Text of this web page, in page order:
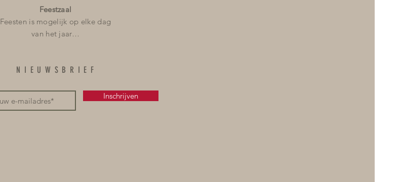
Feestzaal
Feesten is mogelijk op elke dag
van het jaar…
NIEUWSBRIEF
Inschrijven